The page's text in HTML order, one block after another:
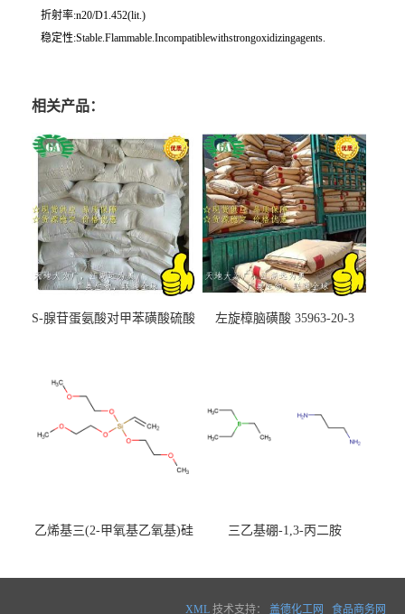
折射率:n20/D1.452(lit.)
稳定性:Stable.Flammable.Incompatiblewithstrongoxidizingagents.
相关产品：
S-腺苷蛋氨酸对甲苯磺酸硫酸
左旋樟脑磺酸 35963-20-3
乙烯基三(2-甲氧基乙氧基)硅
三乙基硼-1,3-丙二胺
XML 技术支持： 盖德化工网 食品商务网